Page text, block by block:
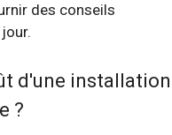
des conseils
d'une installation
?